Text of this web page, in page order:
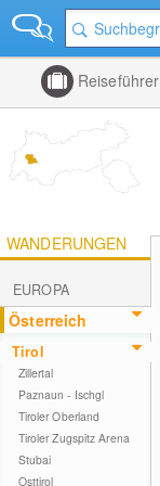
Reiseführer
WANDERUNGEN
EUROPA
Österreich
Tirol
Zillertal
Paznaun - Ischgl
Tiroler Oberland
Tiroler Zugspitz Arena
Stubai
Osttirol